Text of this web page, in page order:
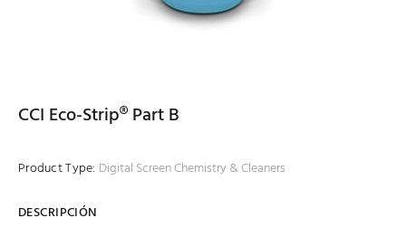
CCI Eco-Strip® Part B
Product Type: Digital Screen Chemistry & Cleaners
DESCRIPCIÓN